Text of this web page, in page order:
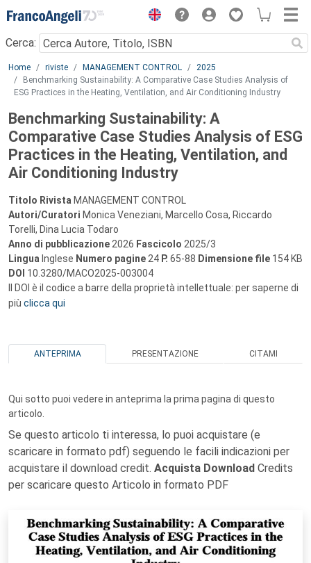
Menu
Cerca:
Main content
Home riviste MANAGEMENT CONTROL
2025
Benchmarking Sustainability: A Comparative Case Studies Analysis of
ESG Practices in the Heating, Ventilation, and Air Conditioning Industry
Benchmarking Sustainability: A
Comparative Case Studies Analysis of ESG
Practices in the Heating, Ventilation, and
Air Conditioning Industry
Titolo Rivista MANAGEMENT CONTROL
Autori/Curatori Monica Veneziani, Marcello Cosa, Riccardo
Torelli, Dina Lucia Todaro
Anno di pubblicazione 2026 Fascicolo 2025/3
Lingua Inglese Numero pagine 24 P. 65-88 Dimensione file 154 KB
DOI 10.3280/MACO2025-003004
Il DOI è il codice a barre della proprietà intellettuale: per saperne di
più clicca qui
ANTEPRIMA PRESENTAZIONE CITAMI
Qui sotto puoi vedere in anteprima la prima pagina di questo
articolo.
Se questo articolo ti interessa, lo puoi acquistare (e
scaricare in formato pdf) seguendo le facili indicazioni per
acquistare il download credit. Acquista Download Credits
per scaricare questo Articolo in formato PDF